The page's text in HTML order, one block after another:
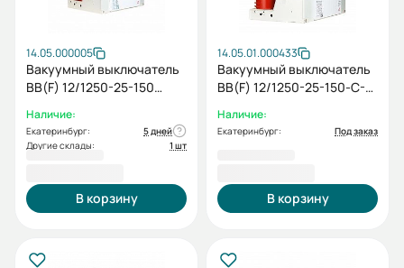
14.05.000005
Вакуумный выключатель
BB(F) 12/1250-25-150
Наличие:
Екатеринбург:
5 дней
Другие склады:
1 шт
В корзину
14.05.01.000433
Вакуумный выключатель
ВВ(F) 12/1250-25-150-C-E-
EAL0-ED0-У3 (5NO+5NC,
AC/DC220)
Наличие:
Екатеринбург: Под заказ
В корзину